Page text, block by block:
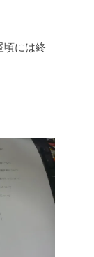
頃には終